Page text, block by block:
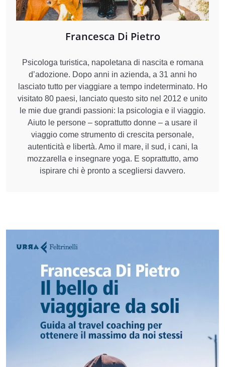
Francesca Di Pietro
Psicologa turistica, napoletana di nascita e romana
d’adozione. Dopo anni in azienda, a 31 anni ho
lasciato tutto per viaggiare a tempo indeterminato. Ho
visitato 80 paesi, lanciato questo sito nel 2012 e unito
le mie due grandi passioni: la psicologia e il viaggio.
Aiuto le persone – soprattutto donne – a usare il
viaggio come strumento di crescita personale,
autenticità e libertà. Amo il mare, il sud, i cani, la
mozzarella e insegnare yoga. E soprattutto, amo
ispirare chi è pronto a scegliersi davvero.